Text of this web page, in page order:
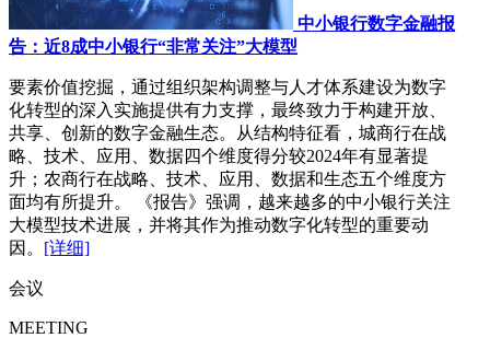
中小银行数字金融报
告：近8成中小银行“非常关注”大模型
要素价值挖掘，通过组织架构调整与人才体系建设为数字
化转型的深入实施提供有力支撑，最终致力于构建开放、
共享、创新的数字金融生态。从结构特征看，城商行在战
略、技术、应用、数据四个维度得分较2024年有显著提
升；农商行在战略、技术、应用、数据和生态五个维度方
面均有所提升。 《报告》强调，越来越多的中小银行关注
大模型技术进展，并将其作为推动数字化转型的重要动
因。 [详细]
会议
MEETING